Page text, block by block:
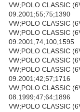
VW;POLO CLASSIC
09.2001;55;75;1390
VW;POLO CLASSIC
VW;POLO CLASSIC
09.2001;74;100;1595
VW;POLO CLASSIC
VW;POLO CLASSIC
VW;POLO CLASSIC
09.2001;42;57;1716
VW;POLO CLASSIC
08.1999;47;64;1896
VW;POLO CLASSIC